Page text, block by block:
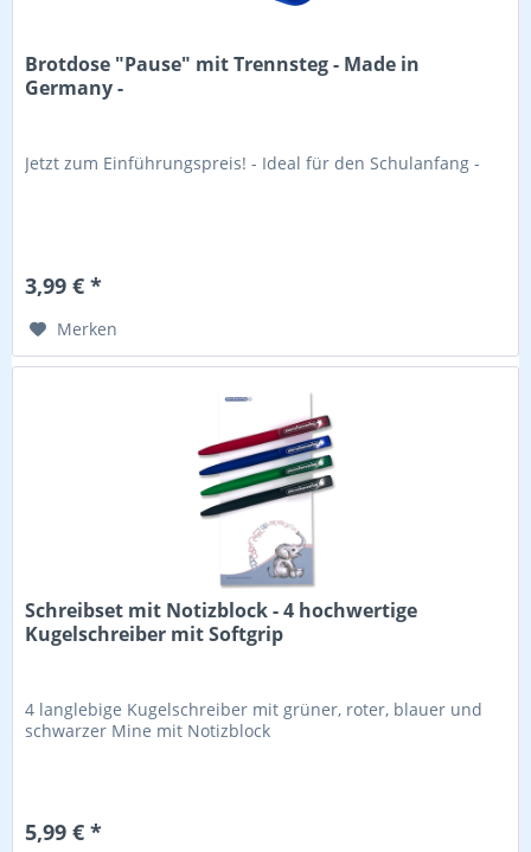
Brotdose "Pause" mit Trennsteg - Made in
Germany -
Jetzt zum Einführungspreis! - Ideal für den Schulanfang -
3,99 € *
Merken
Schreibset mit Notizblock - 4 hochwertige
Kugelschreiber mit Softgrip
4 langlebige Kugelschreiber mit grüner, roter, blauer und
schwarzer Mine mit Notizblock
5,99 € *